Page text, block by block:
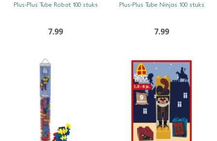
Plus-Plus Tube Robot 100 stuks
7.99
Plus-Plus Tube Ninjas 100 stuks
7.99